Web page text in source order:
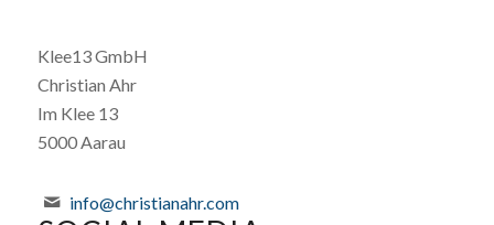
Klee13 GmbH
Christian Ahr
Im Klee 13
5000 Aarau
info@christianahr.com